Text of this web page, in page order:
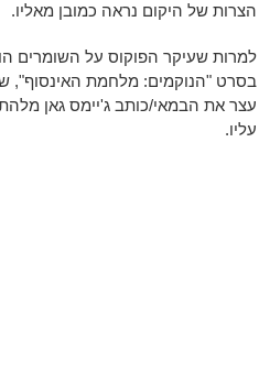
הצרות של היקום נראה כמובן מאליו.
בסרט "הנוקמים: מלחמת האינסוף",
עצר את הבמאי/כותב ג'יימס גאן
עליו.